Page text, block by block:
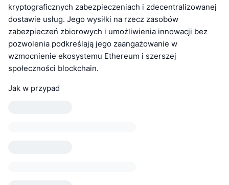
kryptograficznych zabezpieczeniach i zdecentralizowanej
dostawie usług. Jego wysiłki na rzecz zasobów
zabezpieczeń zbiorowych i umożliwienia innowacji bez
pozwolenia podkreślają jego zaangażowanie w
wzmocnienie ekosystemu Ethereum i szerszej
społeczności blockchain.
Jak w przypad